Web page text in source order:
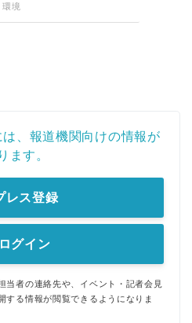
境
、報道機関向けの情報が
ます。
レス登録
ログイン
当者の連絡先や、イベント・記者会見
する情報が閲覧できるようになりま